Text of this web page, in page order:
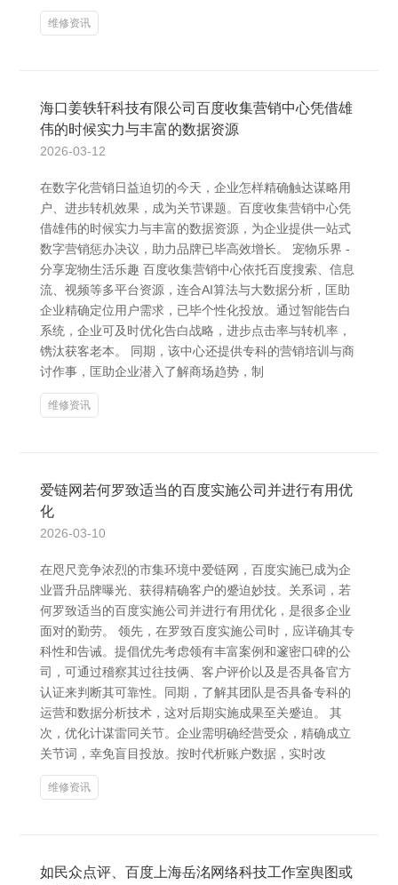
维修资讯
海口姜轶轩科技有限公司百度收集营销中心凭借雄
伟的时候实力与丰富的数据资源
2026-03-12
在数字化营销日益迫切的今天，企业怎样精确触达谋略用
户、进步转机效果，成为关节课题。百度收集营销中心凭
借雄伟的时候实力与丰富的数据资源，为企业提供一站式
数字营销惩办决议，助力品牌已毕高效增长。 宠物乐界 -
分享宠物生活乐趣 百度收集营销中心依托百度搜索、信息
流、视频等多平台资源，连合AI算法与大数据分析，匡助
企业精确定位用户需求，已毕个性化投放。通过智能告白
系统，企业可及时优化告白战略，进步点击率与转机率，
镌汰获客老本。 同期，该中心还提供专科的营销培训与商
讨作事，匡助企业潜入了解商场趋势，制
维修资讯
爱链网若何罗致适当的百度实施公司并进行有用优
化
2026-03-10
在咫尺竞争浓烈的市集环境中爱链网，百度实施已成为企
业晋升品牌曝光、获得精确客户的蹙迫妙技。关系词，若
何罗致适当的百度实施公司并进行有用优化，是很多企业
面对的勤劳。 领先，在罗致百度实施公司时，应详确其专
科性和告诫。提倡优先考虑领有丰富案例和邃密口碑的公
司，可通过稽察其过往技俩、客户评价以及是否具备官方
认证来判断其可靠性。同期，了解其团队是否具备专科的
运营和数据分析技术，这对后期实施成果至关蹙迫。 其
次，优化计谋雷同关节。企业需明确经营受众，精确成立
关节词，幸免盲目投放。按时代析账户数据，实时改
维修资讯
如民众点评、百度上海岳洺网络科技工作室舆图或